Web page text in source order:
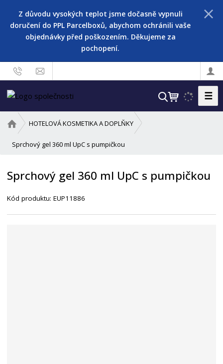
Z důvodu vysokých teplot jsme dočasně vypnuli
doručení do PPL Parcelboxů, abychom ochránili vaše
objednávky před poškozením. Děkujeme za
pochopení.
V
t
☰
v
o
í
t
HOTELOVÁ KOSMETIKA A DOPLŇKY
Sprchový gel 360 ml UpC s pumpičkou
Sprchový gel 360 ml UpC s pumpičkou
Kód produktu:EUP11886